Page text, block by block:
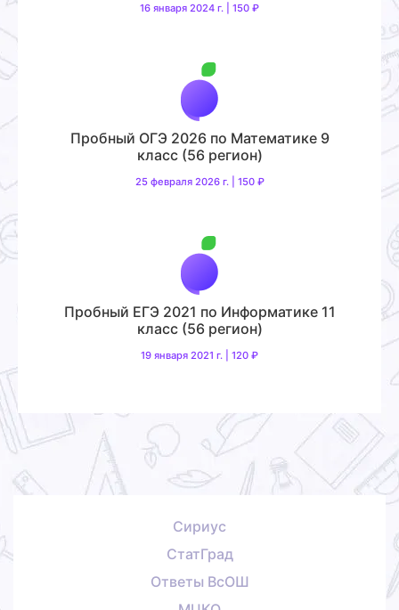
16 января 2024 г. | 150 ₽
Пробный ОГЭ 2026 по Математике 9
класс (56 регион)
25 февраля 2026 г. | 150 ₽
Пробный ЕГЭ 2021 по Информатике 11
класс (56 регион)
19 января 2021 г. | 120 ₽
Сириус
СтатГрад
Ответы ВсОШ